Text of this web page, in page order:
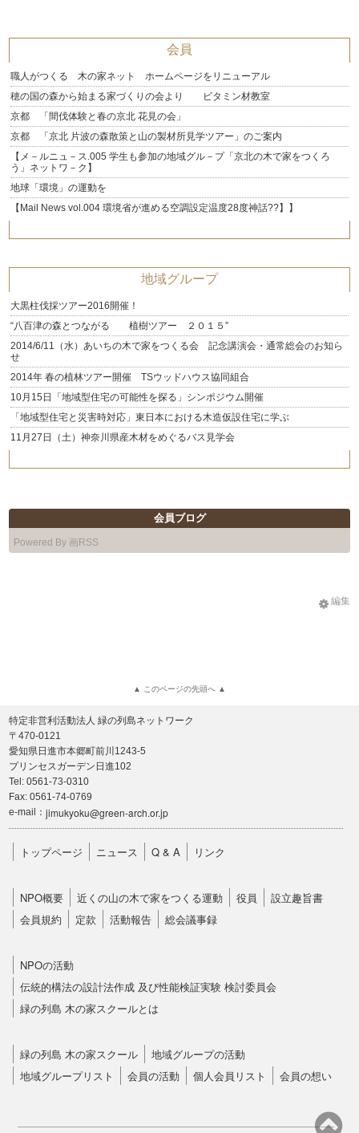
会員
職人がつくる 木の家ネット ホームページをリニューアル
穂の国の森から始まる家づくりの会より ビタミン材教室
京都 「間伐体験と春の京北 花見の会」
京都 「京北 片波の森散策と山の製材所見学ツアー」のご案内
【メ－ルニュ－ス.005 学生も参加の地域グル－プ「京北の木で家をつくろ
う」ネットワ－ク】
地球「環境」の運動を
【Mail News vol.004 環境省が進める空調設定温度28度神話??】】
地域グループ
大黒柱伐採ツアー2016開催！
“八百津の森とつながる 植樹ツアー ２０１５”
2014/6/11（水）あいちの木で家をつくる会 記念講演会・通常総会のお知ら
せ
2014年 春の植林ツアー開催 TSウッドハウス協同組合
10月15日「地域型住宅の可能性を探る」シンポジウム開催
「地域型住宅と災害時対応」東日本における木造仮設住宅に学ぶ
11月27日（土）神奈川県産木材をめぐるバス見学会
会員ブログ
Powered By 画RSS
編集
▲ このページの先頭へ ▲
特定非営利活動法人 緑の列島ネットワーク
〒470-0121
愛知県日進市本郷町前川1243-5
プリンセスガーデン日進102
Tel: 0561-73-0310
Fax: 0561-74-0769
e-mail： jimukyoku@green-arch.or.jp
トップページ ニュース Q & A リンク
NPO概要 近くの山の木で家をつくる運動 役員
設立趣旨書
会員規約
定款 活動報告 総会議事録
NPOの活動
伝統的構法の設計法作成 及び性能検証実験 検討委員会
緑の列島 木の家スクールとは
緑の列島 木の家スクール
地域グループの活動
地域グループリスト
会員の活動 個人会員リスト 会員の想い